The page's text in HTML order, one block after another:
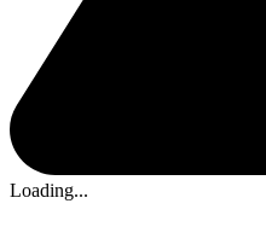
Loading...